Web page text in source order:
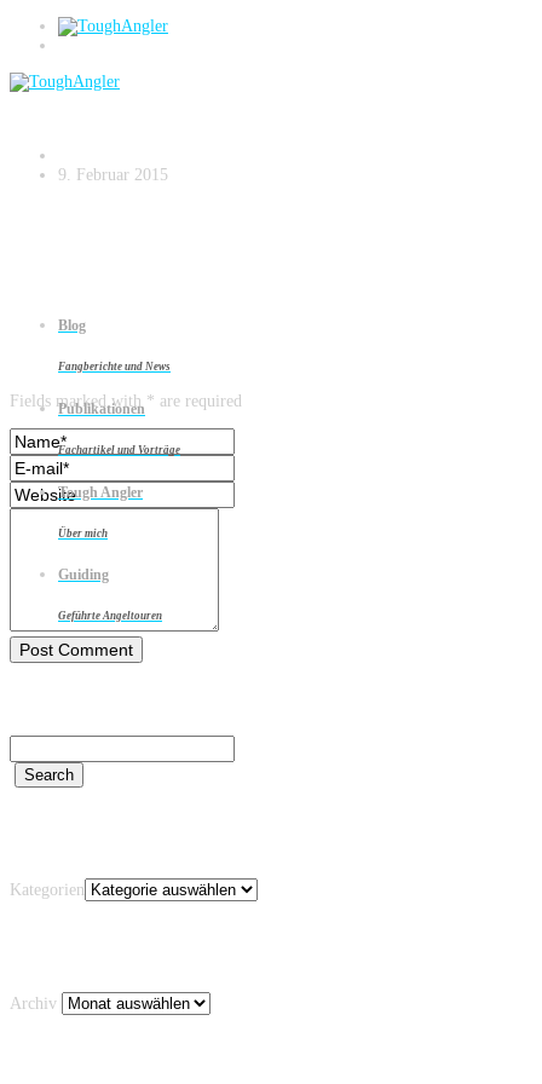
Blog
Fangberichte und News
Publikationen
Fachartikel und Vorträge
Tough Angler
Über mich
Guiding
Geführte Angeltouren
Zanderangeln am Strom – small.044
9. Februar 2015
Leave a reply
Fields marked with * are required
Kategorien
Archiv